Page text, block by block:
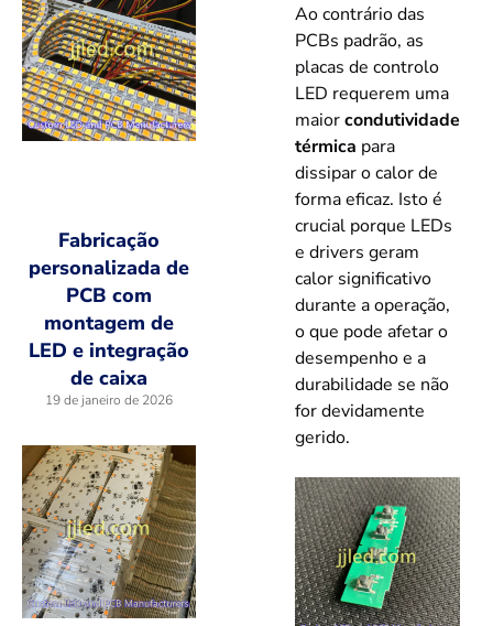
Fabricação
personalizada de
PCB com
montagem de
LED e integração
de caixa
19 de janeiro de 2026
Ao contrário das
PCBs padrão, as
placas de controlo
LED requerem uma
maiorcondutividade
térmica para
dissipar o calor de
forma eficaz. Isto é
crucial porque LEDs
e drivers geram
calor significativo
durante a operação,
o que pode afetar o
desempenho e a
durabilidade se não
for devidamente
gerido.